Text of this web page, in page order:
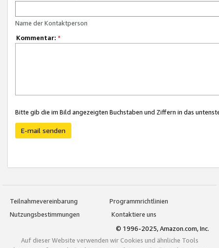
Name der Kontaktperson
Kommentar: *
Bitte gib die im Bild angezeigten Buchstaben und Ziffern in das
E-mail senden
Teilnahmevereinbarung
Programmrichtlinien
Nutzungsbestimmungen
Kontaktiere uns
© 1996-2025, Amazon.com, Inc.
Auf dieser Website verwenden wir Cookies und ähnliche Tools